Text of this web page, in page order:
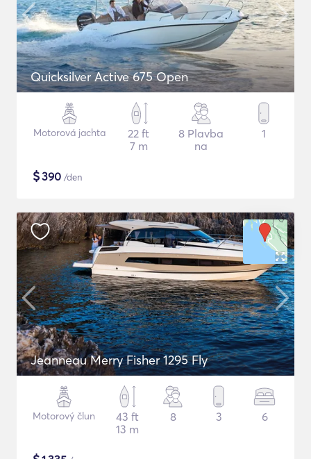
Quicksilver Active 675 Open
Motorová jachta
22 ft
7 m
8 Plavba
na
1
$390 /den
Jeanneau Merry Fisher 1295 Fly
Motorový člun
43 ft
13 m
8 3 6